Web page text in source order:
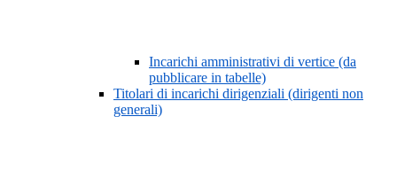
Incarichi amministrativi di vertice (da
pubblicare in tabelle)
Titolari di incarichi dirigenziali (dirigenti non
generali)